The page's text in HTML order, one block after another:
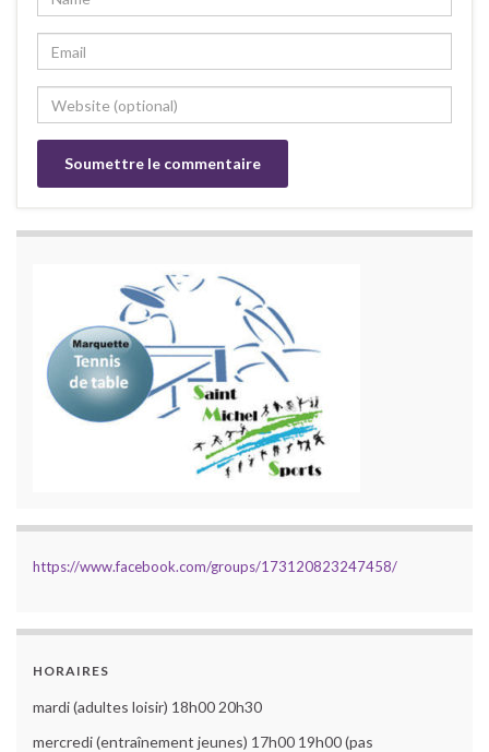
https://www.facebook.com/groups/173120823247458/
HORAIRES
mardi (adultes loisir) 18h00 20h30
mercredi (entraînement jeunes) 17h00 19h00 (pas